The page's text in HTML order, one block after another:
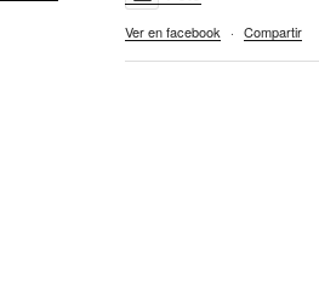
Ver en facebook · Compartir